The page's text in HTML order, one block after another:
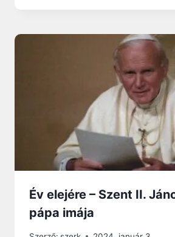
Év elejére – Szent II.
pápa imája